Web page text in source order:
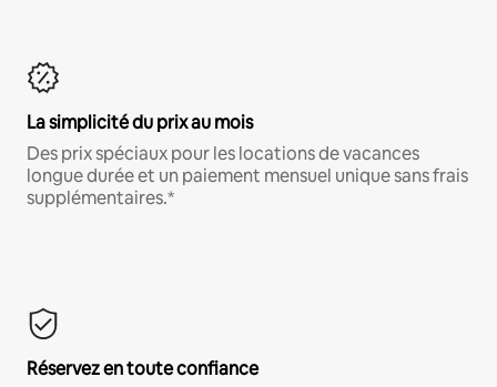
La simplicité du prix au mois
Des prix spéciaux pour les locations de vacances
longue durée et un paiement mensuel unique sans frais
supplémentaires.*
Réservez en toute confiance